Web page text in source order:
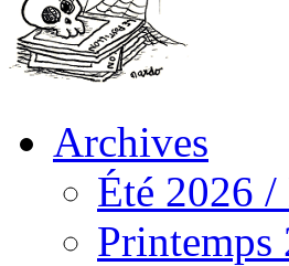
Archives
Été 2026 /
Printemps